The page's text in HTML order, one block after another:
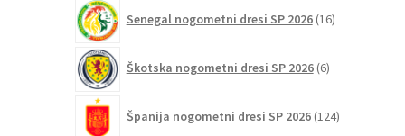
Senegal nogometni dresi SP 2026 16izdelkov
Škotska nogometni dresi SP 2026 6izdelkov
Španija nogometni dresi SP 2026 124izdelkov